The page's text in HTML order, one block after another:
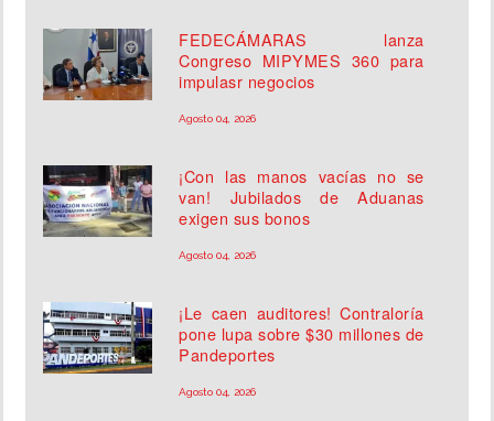
FEDECÁMARAS lanza
Congreso MIPYMES 360 para
impulasr negocios
Agosto 04, 2026
¡Con las manos vacías no se
van! Jubilados de Aduanas
exigen sus bonos
Agosto 04, 2026
¡Le caen auditores! Contraloría
pone lupa sobre $30 millones de
Pandeportes
Agosto 04, 2026